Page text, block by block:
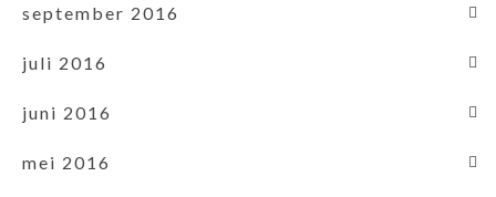
september 2016
juli 2016
juni 2016
mei 2016